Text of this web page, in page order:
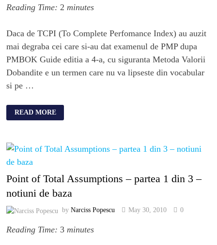
Reading Time: 2 minutes
Daca de TCPI (To Complete Perfomance Index) au auzit
mai degraba cei care si-au dat examenul de PMP dupa
PMBOK Guide editia a 4-a, cu siguranta Metoda Valorii
Dobandite e un termen care nu va lipseste din vocabular
si pe …
READ MORE
Point of Total Assumptions – partea 1 din 3 –
notiuni de baza
by Narciss Popescu May 30, 2010 0
Reading Time: 3 minutes